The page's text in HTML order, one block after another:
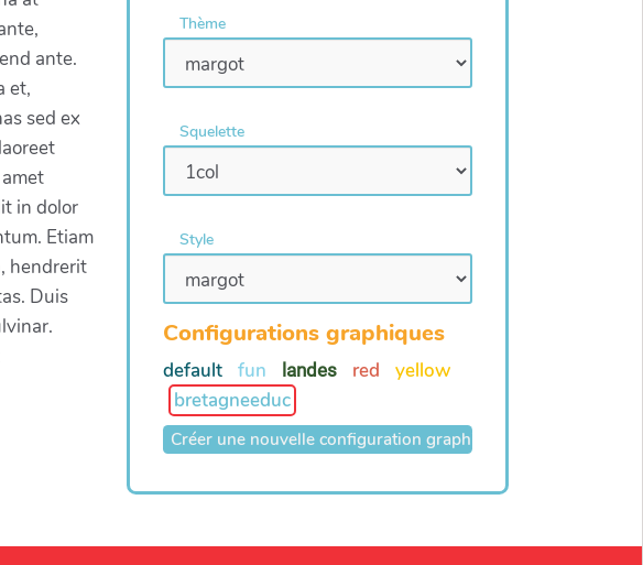
ante.
et,
sed ex
in dolor
Etiam
hendrerit
Duis
Thème
Squelette
Style
Configurations graphiques
default fun landes red
yellow
bretagneeduc
Créer une nouvelle configuration graphique